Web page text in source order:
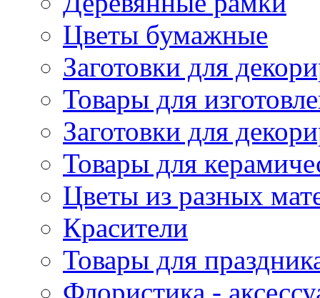
Цветы бумажные
Заготовки для
Товары для
Заготовки для
Товары для
Цветы из разных
Красители
Товары для
Флористика -